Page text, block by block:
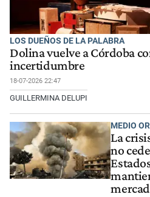
LOS DUEÑOS DE LA PALABRA
Dolina vuelve a Córdoba
incertidumbre
18-07-2026 22:47
GUILLERMINA DELUPI
MEDIO
La
no